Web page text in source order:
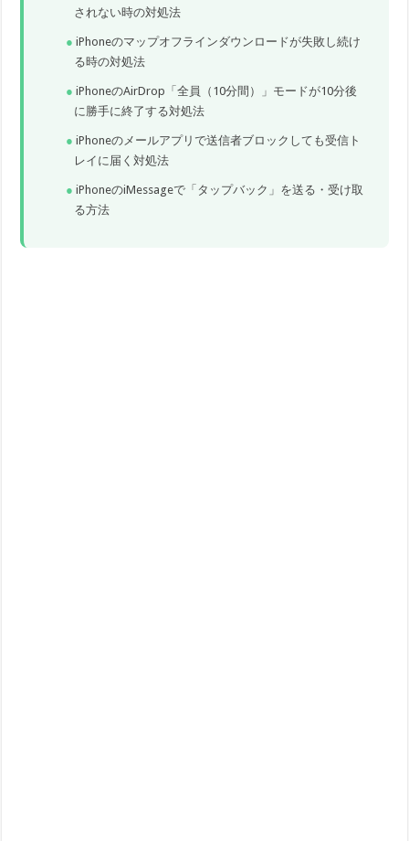
されない時の対処法
iPhoneのマップオフラインダウンロードが失敗し続け
る時の対処法
iPhoneのAirDrop「全員（10分間）」モードが10分後
に勝手に終了する対処法
iPhoneのメールアプリで送信者ブロックしても受信ト
レイに届く対処法
iPhoneのiMessageで「タップバック」を送る・受け取
る方法